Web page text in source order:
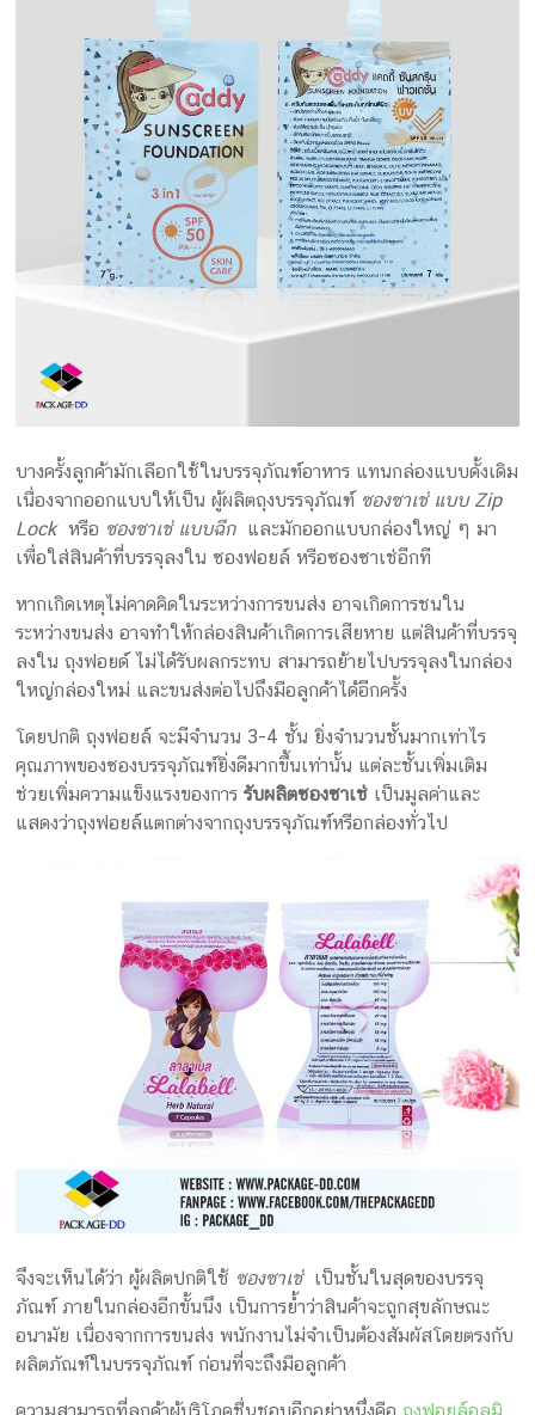
บางครั้งลูกค้ามักเลือกใช้ในบรรจุภัณฑ์อาหาร แทนกล่องแบบดั้งเดิม
เนื่องจากออกแบบให้เป็น ผู้ผลิตถุงบรรจุภัณฑ์ซองซาเช่ แบบ Zip
Lockหรือ ซองซาเช่ แบบฉีกและมักออกแบบกล่องใหญ่ ๆ มา
เพื่อใส่สินค้าที่บรรจุลงใน ซองฟอยล์ หรือซองซาเช่อีกที
หากเกิดเหตุไม่คาดคิดในระหว่างการขนส่ง อาจเกิดการชนใน
ระหว่างขนส่ง อาจทำให้กล่องสินค้าเกิดการเสียหาย แต่สินค้าที่บรรจุ
ลงใน ถุงฟอยด์ ไม่ได้รับผลกระทบ สามารถย้ายไปบรรจุลงในกล่อง
ใหญ่กล่องใหม่ และขนส่งต่อไปถึงมือลูกค้าได้อีกครั้ง
โดยปกติ ถุงฟอยล์ จะมีจำนวน 3-4 ชั้น ยิ่งจำนวนชั้นมากเท่าไร
คุณภาพของซองบรรจุภัณฑ์ยิ่งดีมากขึ้นเท่านั้น แต่ละชั้นเพิ่มเติม
ช่วยเพิ่มความแข็งแรงของการรับผลิตซองซาเช่ เป็นมูลค่าและ
แสดงว่าถุงฟอยล์แตกต่างจากถุงบรรจุภัณฑ์หรือกล่องทั่วไป
จึงจะเห็นได้ว่า ผู้ผลิตปกติใช้ ซองซาเช่ เป็นชั้นในสุดของบรรจุ
ภัณฑ์ ภายในกล่องอีกขั้นนึง เป็นการย้ำว่าสินค้าจะถูกสุขลักษณะ
อนามัย เนื่องจากการขนส่ง พนักงานไม่จำเป็นต้องสัมผัสโดยตรงกับ
ผลิตภัณฑ์ในบรรจุภัณฑ์ ก่อนที่จะถึงมือลูกค้า